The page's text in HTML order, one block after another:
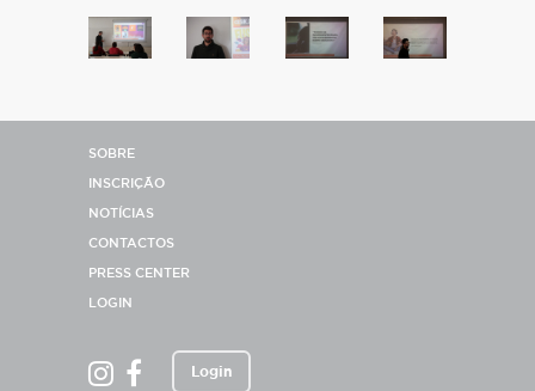
SOBRE
INSCRIÇÃO
NOTÍCIAS
CONTACTOS
PRESS CENTER
LOGIN
Login